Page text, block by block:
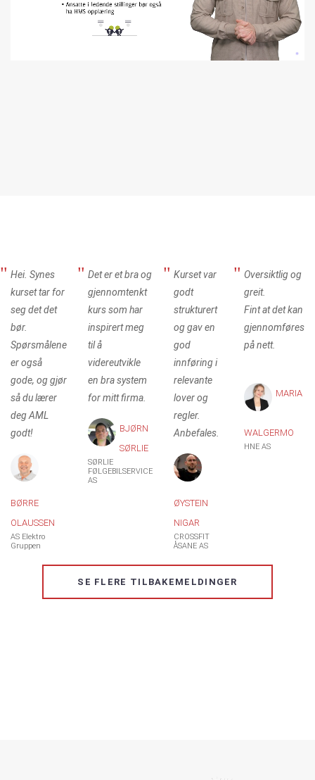
Hei. Synes
kurset tar for
seg det det
bør.
Spørsmålene
er også
gode, og gjør
så du lærer
deg AML
godt!
BØRRE
OLAUSSEN
AS Elektro
Gruppen
Det er et bra og
gjennomtenkt
kurs som har
inspirert meg
til å
videreutvikle
en bra system
for mitt firma.
BJØRN
SØRLIE
SØRLIE
FØLGEBILSERVICE
AS
Kurset var
godt
strukturert
og gav en
god
innføring i
relevante
lover og
regler.
Anbefales.
ØYSTEIN
NIGAR
CROSSFIT
ÅSANE AS
Oversiktlig og
greit.
Fint at det kan
gjennomføres
på nett.
MARIA
WALGERMO
HNE AS
SE FLERE TILBAKEMELDINGER